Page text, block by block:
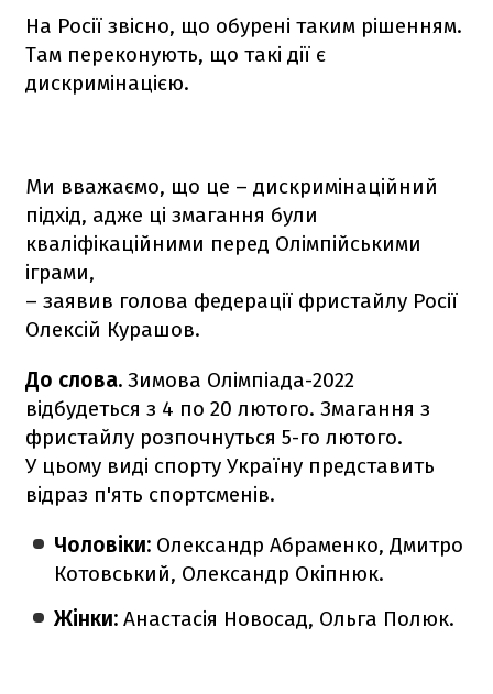
На Росії звісно, що обурені таким рішенням.
Там переконують, що такі дії є
дискримінацією.
Ми вважаємо, що це – дискримінаційний
підхід, адже ці змагання були
кваліфікаційними перед Олімпійськими
іграми,
– заявив голова федерації фристайлу Росії
Олексій Курашов.
До слова. Зимова Олімпіада-2022
відбудеться з 4 по 20 лютого. Змагання з
фристайлу розпочнуться 5-го лютого.
У цьому виді спорту Україну представить
відраз п'ять спортсменів.
Чоловіки: Олександр Абраменко, Дмитро
Котовський, Олександр Окіпнюк.
Жінки: Анастасія Новосад, Ольга Полюк.